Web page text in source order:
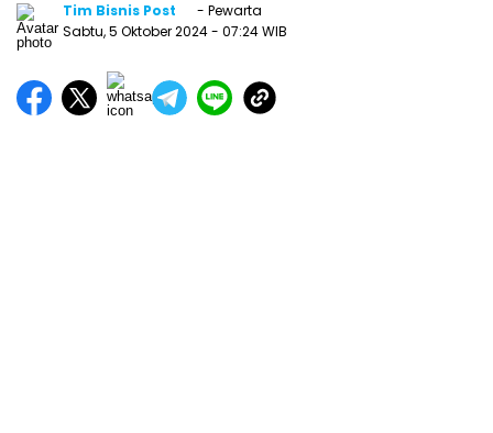
Tim Bisnis Post
- Pewarta
Sabtu, 5 Oktober 2024- 07:24 WIB